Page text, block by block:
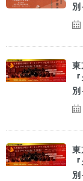
東
東